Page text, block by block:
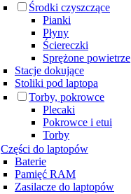
Środki czyszczące
Pianki
Płyny
Ściereczki
Sprężone powietrze
Stacje dokujące
Stoliki pod laptopa
Torby, pokrowce
Plecaki
Pokrowce i etui
Torby
Części do laptopów
Baterie
Pamięć RAM
Zasilacze do laptopów